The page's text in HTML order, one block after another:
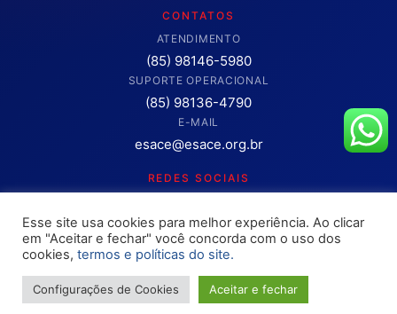
CONTATOS
ATENDIMENTO
(85) 98146-5980
SUPORTE OPERACIONAL
(85) 98136-4790
E-MAIL
esace@esace.org.br
REDES SOCIAIS
Clique para abrir os canais oficiais.
Copyright © 2025 – OAB ESA-CE. Todos os direitos reservados
Site desenvolvimento pelaRokket / Ethics Ventures
Esse site usa cookies para melhor experiência. Ao clicar
em "Aceitar e fechar" você concorda com o uso dos
cookies, termos e políticas do site.
Configurações de Cookies Aceitar e fechar